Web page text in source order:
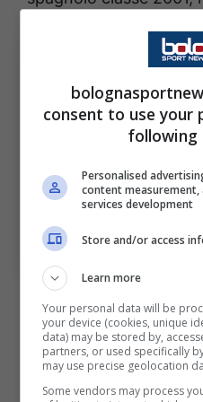
Bologna. Bologna Sport
Ciancaglini/Getty Images
Il centrocampista
non ha funzionato
una partita in cui
livello tecnico che
consent to use your
following
Personalised
content measurement,
services development
Store and/or access
Learn more
Your personal data will be
your device (cookies, unique
data) may be stored by,
partners, or used specifically
may use precise geolocation
Some vendors may process